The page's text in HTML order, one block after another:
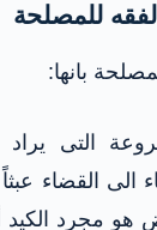
للمصلحة
بانها:
التى يراد
الى القضاء
هو مجرد الكيد